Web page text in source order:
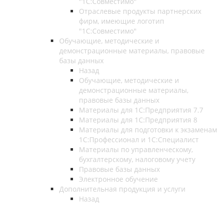
Отраслевые продукты партнерских
фирм, имеющие логотип
"1С:Совместимо"
Обучающие, методические и
демонстрационные материалы, правовые
базы данных
Назад
Обучающие, методические и
демонстрационные материалы,
правовые базы данных
Материалы для 1С:Предприятия 7.7
Материалы для 1С:Предприятия 8
Материалы для подготовки к экзаменам
1С:Профессионал и 1С:Специалист
Материалы по управленческому,
бухгалтерскому, налоговому учету
Правовые базы данных
Электронное обучение
Дополнительная продукция и услуги
Назад